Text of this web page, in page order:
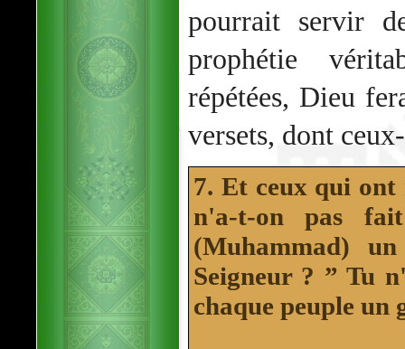
pourrait servir
prophétie
répétées, Dieu
versets, dont
7. Et ceux qui
n'a-t-on pas
(Muhammad)
Seigneur ? ” Tu
chaque peuple un